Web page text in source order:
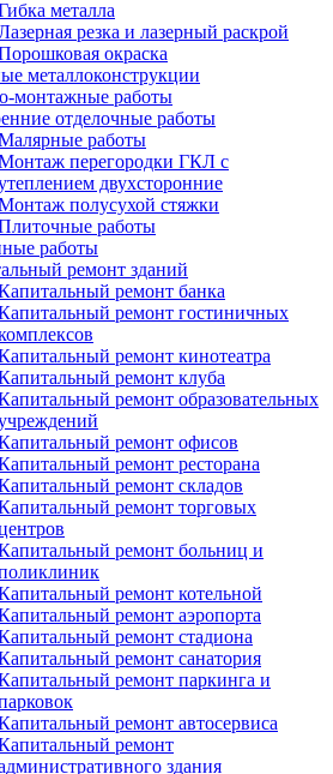
металла
резка и лазерный раскрой
окраска
металлоконструкции
монтажные работы
отделочные работы
работы
перегородки ГКЛ с
двухсторонние
полусухой стяжки
работы
работы
ремонт зданий
ремонт банка
ремонт гостиничных
ремонт кинотеатра
ремонт клуба
ремонт образовательных
ремонт офисов
ремонт ресторана
ремонт складов
ремонт торговых
ремонт больниц и
ремонт котельной
ремонт аэропорта
ремонт стадиона
ремонт санатория
ремонт паркинга и
ремонт автосервиса
ремонт
здания